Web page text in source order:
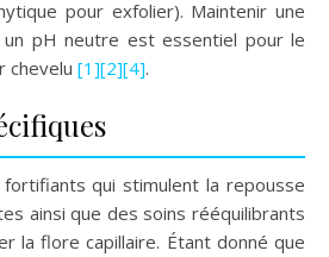
pour exfolier). Maintenir une
pH neutre est essentiel pour le
chevelu [1][2][4].
qui stimulent la repousse
ainsi que des soins rééquilibrants
la flore capillaire. Étant donné que